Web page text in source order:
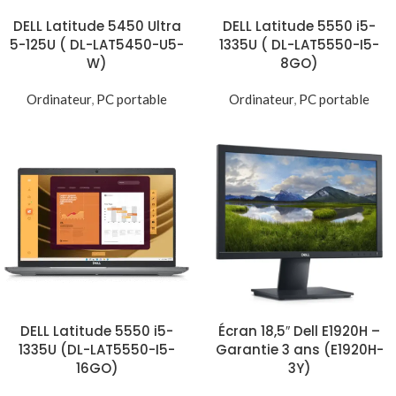
DELL Latitude 5450 Ultra
5-125U ( DL-LAT5450-U5-
W)
Ordinateur, PC portable
DELL Latitude 5550 i5-
1335U ( DL-LAT5550-I5-
8GO)
Ordinateur, PC portable
DELL Latitude 5550 i5-
1335U (DL-LAT5550-I5-
16GO)
Écran 18,5″ Dell E1920H –
Garantie 3 ans (E1920H-
3Y)